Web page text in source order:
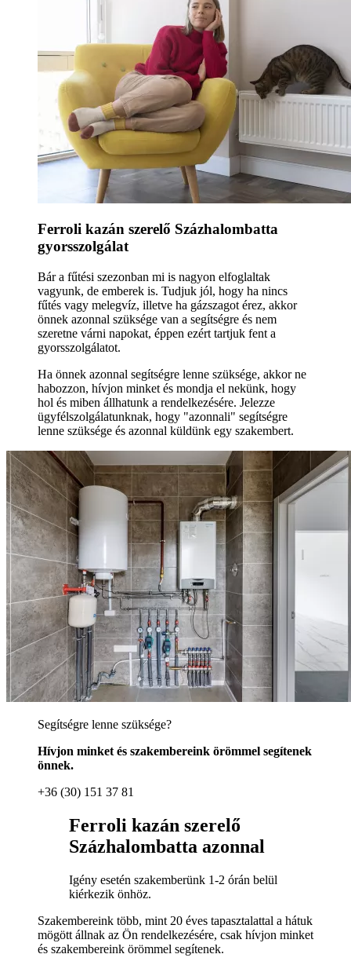
Ferroli kazán szerelő Százhalombatta
gyorsszolgálat
Bár a fűtési szezonban mi is nagyon elfoglaltak
vagyunk, de emberek is. Tudjuk jól, hogy ha nincs
fűtés vagy melegvíz, illetve ha gázszagot érez, akkor
önnek azonnal szüksége van a segítségre és nem
szeretne várni napokat, éppen ezért tartjuk fent a
gyorsszolgálatot.
Ha önnek azonnal segítségre lenne szüksége, akkor ne
habozzon, hívjon minket és mondja el nekünk, hogy
hol és miben állhatunk a rendelkezésére. Jelezze
ügyfélszolgálatunknak, hogy "azonnali" segítségre
lenne szüksége és azonnal küldünk egy szakembert.
Segítségre lenne szüksége?
Hívjon minket és szakembereink örömmel segítenek
önnek.
+36 (30) 151 37 81
Ferroli kazán szerelő
Százhalombatta azonnal
Igény esetén szakemberünk 1-2 órán belül
kiérkezik önhöz.
Szakembereink több, mint 20 éves tapasztalattal a hátuk
mögött állnak az Ön rendelkezésére, csak hívjon minket
és szakembereink örömmel segítenek.